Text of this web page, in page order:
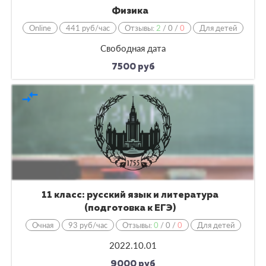
Физика
Online
441 руб/час Отзывы: 2 /0 /0 Для детей
Свободная дата
7500 руб
compare_arrows
11 класс: русский язык и литература
(подготовка к ЕГЭ)
Очная
93 руб/час Отзывы:0 /0 /0 Для детей
2022.10.01
9000 руб